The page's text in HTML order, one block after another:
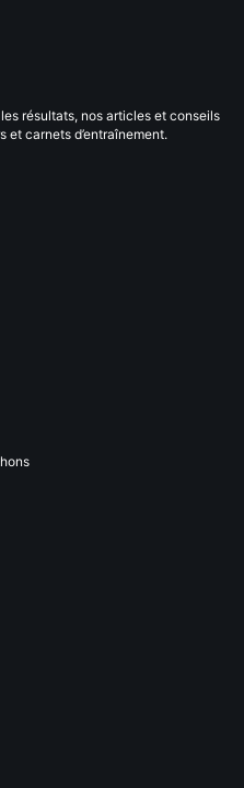
résultats, nos articles et conseils
et carnets d’entraînement.